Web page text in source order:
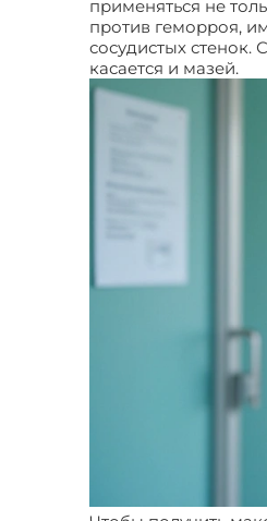
применяться не
против геморроя,
сосудистых стенок.
касается и мазей.